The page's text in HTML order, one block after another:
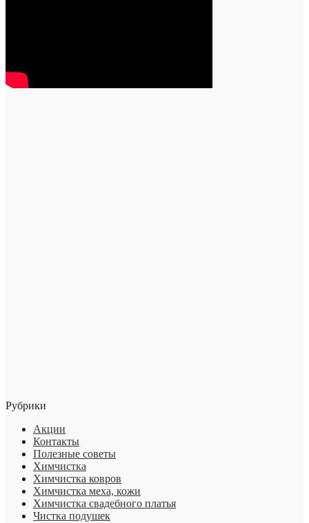
Рубрики
Акции
Контакты
Полезные советы
Химчистка
Химчистка ковров
Химчистка меха, кожи
Химчистка свадебного платья
Чистка подушек